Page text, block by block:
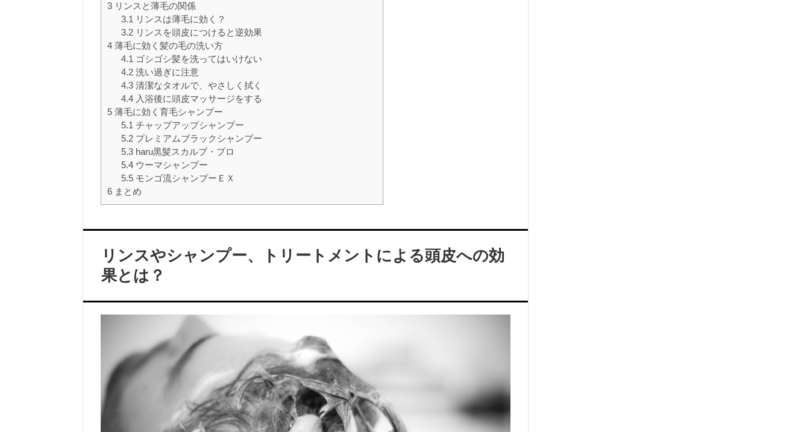
3 リンスと薄毛の関係
3.1 リンスは薄毛に効く？
3.2リンスを頭皮につけると逆効果
4 薄毛に効く髪の毛の洗い方
4.1 ゴシゴシ髪を洗ってはいけない
4.2洗い過ぎに注意
4.3清潔なタオルで、やさしく拭く
4.4入浴後に頭皮マッサージをする
5 薄毛に効く育毛シャンプー
5.1 チャップアップシャンプー
5.2プレミアムブラックシャンプー
5.3haru黒髪スカルプ・プロ
5.4ウーマシャンプー
5.5モンゴ流シャンプーＥＸ
6 まとめ
リンスやシャンプー、トリートメントによる頭皮への効
果とは？